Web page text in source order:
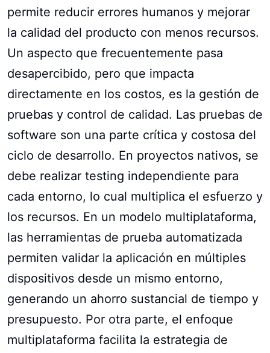
permite reducir errores humanos y mejorar
la calidad del producto con menos recursos.
Un aspecto que frecuentemente pasa
desapercibido, pero que impacta
directamente en los costos, es la gestión de
pruebas y control de calidad. Las pruebas de
software son una parte crítica y costosa del
ciclo de desarrollo. En proyectos nativos, se
debe realizar testing independiente para
cada entorno, lo cual multiplica el esfuerzo y
los recursos. En un modelo multiplataforma,
las herramientas de prueba automatizada
permiten validar la aplicación en múltiples
dispositivos desde un mismo entorno,
generando un ahorro sustancial de tiempo y
presupuesto. Por otra parte, el enfoque
multiplataforma facilita la estrategia de